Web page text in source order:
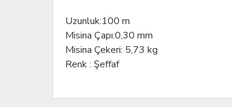
Uzunluk:100 m
Misina Çapı:0,30 mm
Misina Çekeri: 5,73 kg
Renk : Şeffaf